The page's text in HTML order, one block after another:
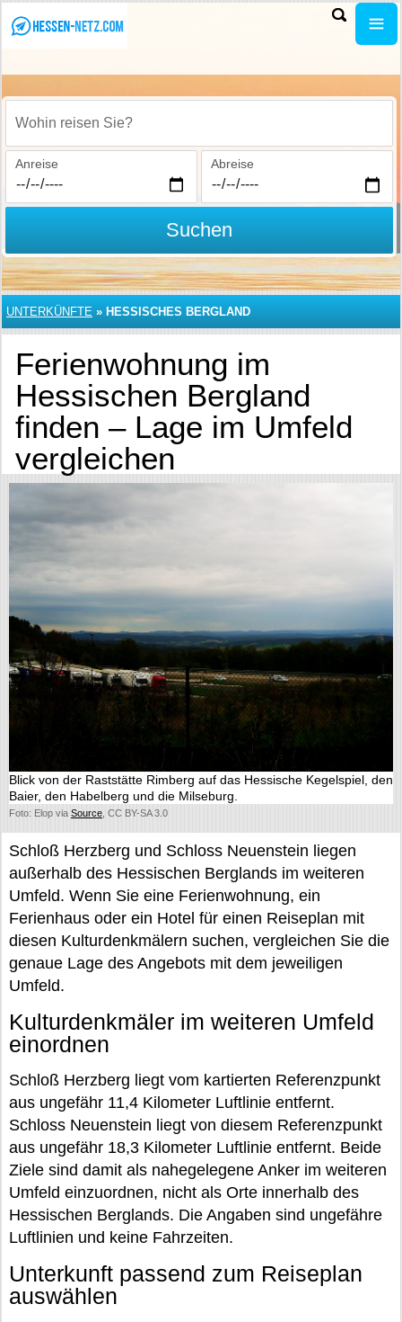
Wohin reisen Sie?
Anreise Abreise
Suchen
UNTERKÜNFTE » HESSISCHES BERGLAND
Ferienwohnung im
Hessischen Bergland
finden – Lage im Umfeld
vergleichen
Blick von der Raststätte Rimberg auf das Hessische Kegelspiel, den
Baier, den Habelberg und die Milseburg.
Foto: Elop via Source , CC BY-SA 3.0
Schloß Herzberg und Schloss Neuenstein liegen
außerhalb des Hessischen Berglands im weiteren
Umfeld. Wenn Sie eine Ferienwohnung, ein
Ferienhaus oder ein Hotel für einen Reiseplan mit
diesen Kulturdenkmälern suchen, vergleichen Sie die
genaue Lage des Angebots mit dem jeweiligen
Umfeld.
Kulturdenkmäler im weiteren Umfeld
einordnen
Schloß Herzberg liegt vom kartierten Referenzpunkt
aus ungefähr 11,4 Kilometer Luftlinie entfernt.
Schloss Neuenstein liegt von diesem Referenzpunkt
aus ungefähr 18,3 Kilometer Luftlinie entfernt. Beide
Ziele sind damit als nahegelegene Anker im weiteren
Umfeld einzuordnen, nicht als Orte innerhalb des
Hessischen Berglands. Die Angaben sind ungefähre
Luftlinien und keine Fahrzeiten.
Unterkunft passend zum Reiseplan
auswählen